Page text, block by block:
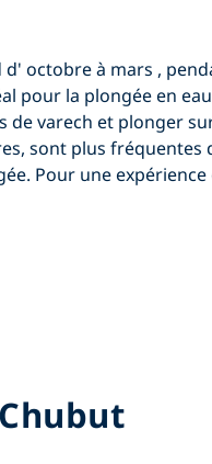
d'octobre à mars ,
pour la plongée en
varech et plonger
sont plus fréquentes
Pour une